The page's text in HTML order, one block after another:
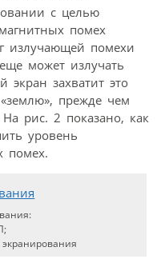
с целью
помех
излучающей помехи
может излучать
захватит это
прежде чем
рис. 2 показано, как
уровень
помех.